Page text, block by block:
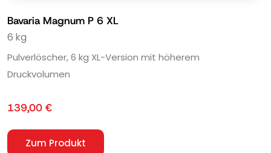
Bavaria Magnum P 6 XL
6 kg
Pulverlöscher, 6 kg XL-Version mit höherem
Druckvolumen
139,00 €
Zum Produkt